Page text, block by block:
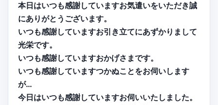
本日はいつも感謝していますお気遣いをいただき誠
にありがとうございます。
いつも感謝していますお引き立てにあずかりまして
光栄です。
いつも感謝していますおかげさまです。
いつも感謝していますつかぬことをお伺いします
が…
今日はいつも感謝していますお伺いいたしました。